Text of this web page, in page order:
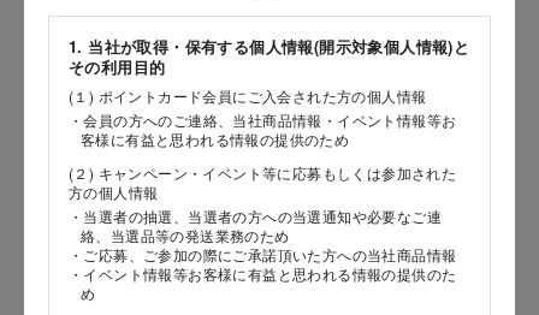
1. 当社が取得・保有する個人情報(開示対象個人情報)と
その利用目的
(１) ポイントカード会員にご入会された方の個人情報
・会員の方へのご連絡、当社商品情報・イベント情報等お
客様に有益と思われる情報の提供のため
(２) キャンペーン・イベント等に応募もしくは参加された
方の個人情報
・当選者の抽選、当選者の方への当選通知や必要なご連
絡、当選品等の発送業務のため
・ご応募、ご参加の際にご承諾頂いた方への当社商品情報
・イベント情報等お客様に有益と思われる情報の提供のた
め
［名］
（全角で入力してください）
お問い合わせ時氏名（カナ）
［セイ］
［メイ］
（全角で入力してください）